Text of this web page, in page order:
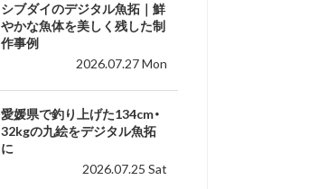
シブダイのデジタル魚拓｜鮮
やかな魚体を美しく残した制
作事例
2026.07.27 Mon
愛媛県で釣り上げた134cm・
32kgの九絵をデジタル魚拓
に
2026.07.25 Sat